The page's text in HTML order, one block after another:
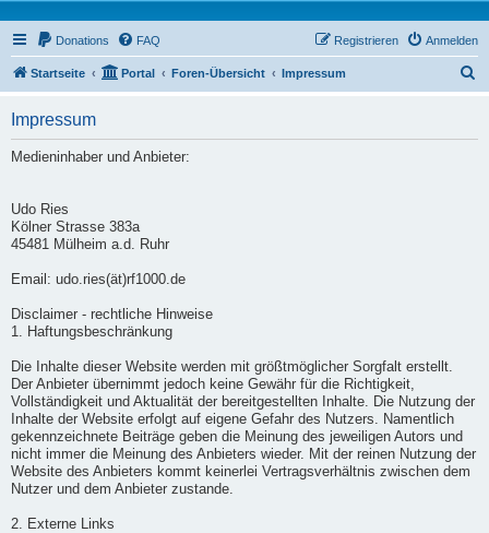
Donations FAQ Anmelden
Registrieren
Startseite Portal Foren-Übersicht Impressum
Impressum
Medieninhaber und Anbieter:
Udo Ries
Kölner Strasse 383a
45481 Mülheim a.d. Ruhr
Email: udo.ries(ät)rf1000.de
Disclaimer - rechtliche Hinweise
1. Haftungsbeschränkung
Die Inhalte dieser Website werden mit größtmöglicher Sorgfalt erstellt.
Der Anbieter übernimmt jedoch keine Gewähr für die Richtigkeit,
Vollständigkeit und Aktualität der bereitgestellten Inhalte. Die Nutzung der
Inhalte der Website erfolgt auf eigene Gefahr des Nutzers. Namentlich
gekennzeichnete Beiträge geben die Meinung des jeweiligen Autors und
nicht immer die Meinung des Anbieters wieder. Mit der reinen Nutzung der
Website des Anbieters kommt keinerlei Vertragsverhältnis zwischen dem
Nutzer und dem Anbieter zustande.
2. Externe Links